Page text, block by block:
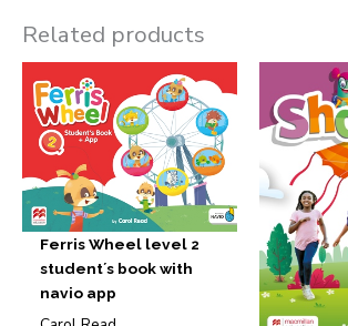
Related products
Ferris Wheel level 2
student´s book with
navio app